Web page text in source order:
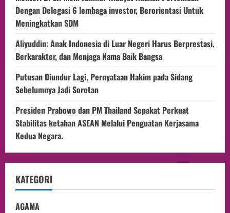
Dengan Delegasi 6 lembaga investor, Berorientasi Untuk
Meningkatkan SDM
Aliyuddin: Anak Indonesia di Luar Negeri Harus Berprestasi,
Berkarakter, dan Menjaga Nama Baik Bangsa
Putusan Diundur Lagi, Pernyataan Hakim pada Sidang
Sebelumnya Jadi Sorotan
Presiden Prabowo dan PM Thailand Sepakat Perkuat
Stabilitas ketahan ASEAN Melalui Penguatan Kerjasama
Kedua Negara.
KATEGORI
AGAMA